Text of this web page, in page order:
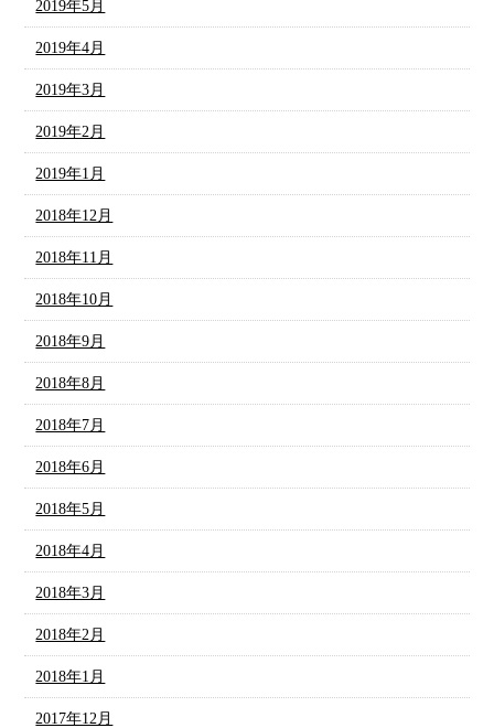
2019年5月
2019年4月
2019年3月
2019年2月
2019年1月
2018年12月
2018年11月
2018年10月
2018年9月
2018年8月
2018年7月
2018年6月
2018年5月
2018年4月
2018年3月
2018年2月
2018年1月
2017年12月